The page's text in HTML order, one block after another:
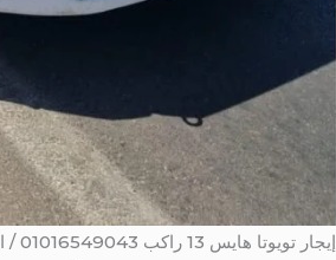
إيجار تويوتا هايس 13 راكب 01016549043 / ايجار باص سياحي 13 راكب